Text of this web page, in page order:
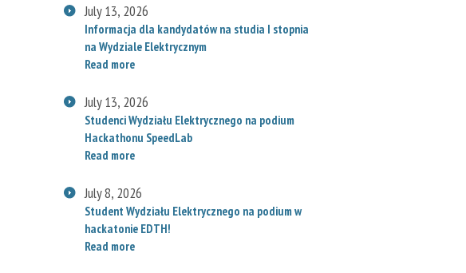
July 13, 2026
Informacja dla kandydatów na studia I stopnia
na Wydziale Elektrycznym
Read more
July 13, 2026
Studenci Wydziału Elektrycznego na podium
Hackathonu SpeedLab
Read more
July 8, 2026
Student Wydziału Elektrycznego na podium w
hackatonie EDTH!
Read more